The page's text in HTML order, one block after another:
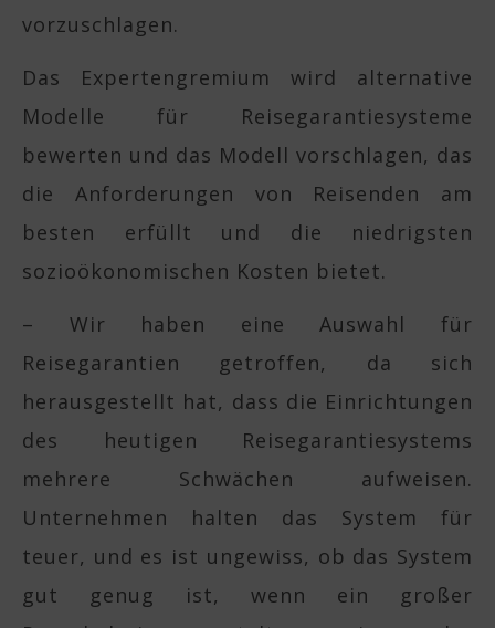
vorzuschlagen.
Das Expertengremium wird alternative
Modelle für Reisegarantiesysteme
bewerten und das Modell vorschlagen, das
die Anforderungen von Reisenden am
besten erfüllt und die niedrigsten
sozioökonomischen Kosten bietet.
– Wir haben eine Auswahl für
Reisegarantien getroffen, da sich
herausgestellt hat, dass die Einrichtungen
des heutigen Reisegarantiesystems
mehrere Schwächen aufweisen.
Unternehmen halten das System für
teuer, und es ist ungewiss, ob das System
gut genug ist, wenn ein großer